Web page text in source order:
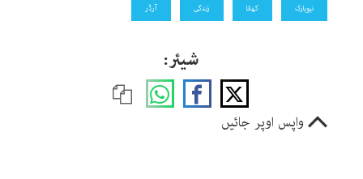
نیویارک کھانا زندگی آرڈر
شیئر:
واپس اوپر جائیں